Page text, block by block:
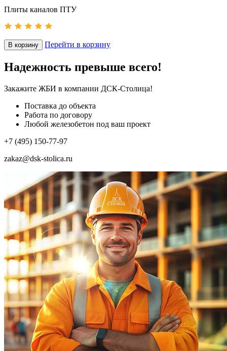
Плиты каналов ПТУ
В корзину Перейти в корзину
Надежность превыше всего!
Закажите ЖБИ в компании ДСК-Столица!
Поставка до объекта
Работа по договору
Любой железобетон под ваш проект
+7 (495) 150-77-97
zakaz@dsk-stolica.ru